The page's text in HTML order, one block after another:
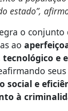
estado”,
o conjunto
ao
tecnológico e
social e
à